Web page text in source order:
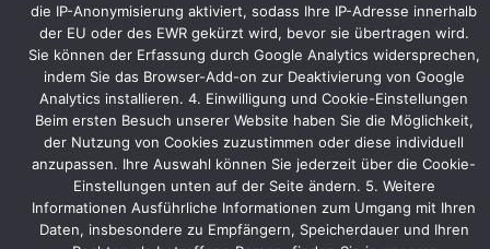
am
Stand
präsentieren.
Vorheriger Nächster
die IP-Anonymisierung aktiviert, sodass Ihre IP-Adresse innerhalb
der EU oder des EWR gekürzt wird, bevor sie übertragen wird.
Sie können der Erfassung durch Google Analytics widersprechen,
indem Sie das Browser-Add-on zur Deaktivierung von Google
Analytics installieren. 4. Einwilligung und Cookie-Einstellungen
Beim ersten Besuch unserer Website haben Sie die Möglichkeit,
der Nutzung von Cookies zuzustimmen oder diese individuell
anzupassen. Ihre Auswahl können Sie jederzeit über die Cookie-
Einstellungen unten auf der Seite ändern. 5. Weitere
Informationen Ausführliche Informationen zum Umgang mit Ihren
Daten, insbesondere zu Empfängern, Speicherdauer und Ihren